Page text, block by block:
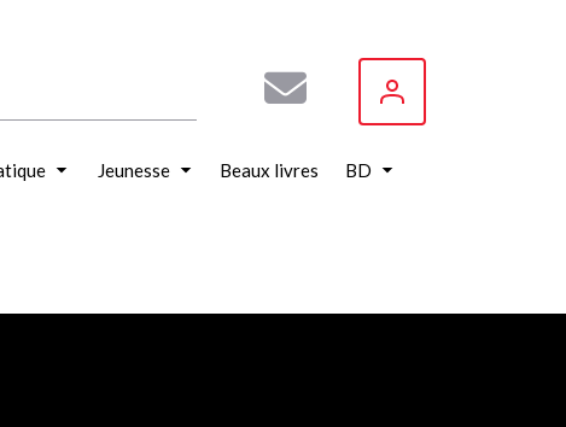
Jeunesse Beaux livres BD